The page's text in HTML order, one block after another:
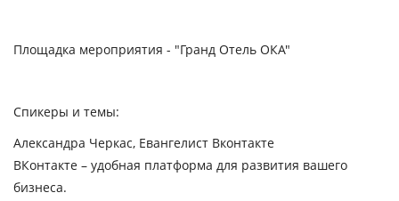
Площадка мероприятия - "Гранд Отель ОКА"
Спикеры и темы:
Александра Черкас, Евангелист Вконтакте
ВКонтакте – удобная платформа для развития вашего
бизнеса.